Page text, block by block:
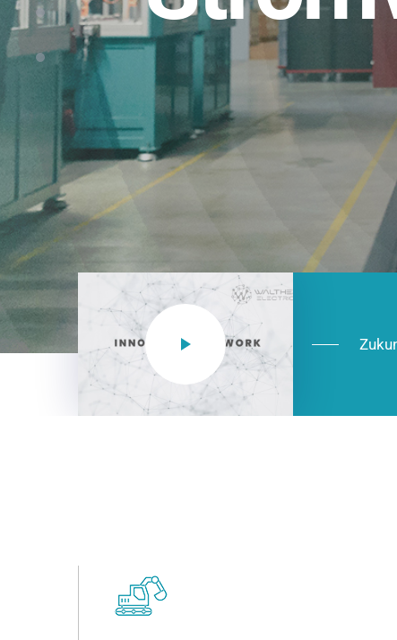
NEO CEE: Energieverteilung mit
effizient in der Installation,